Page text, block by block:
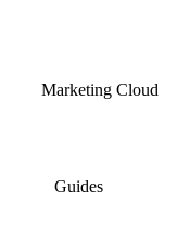
Marketing Cloud
Guides